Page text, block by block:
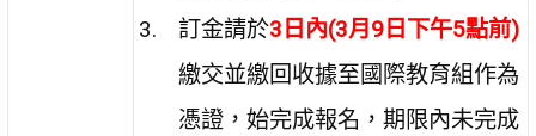
訂金請於3日內(3月9日下午5點前)
繳交並繳回收據至國際教育組作為
憑證，始完成報名，期限內未完成